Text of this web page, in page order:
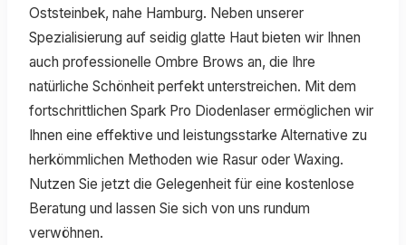
Oststeinbek, nahe Hamburg. Neben unserer
Spezialisierung auf seidig glatte Haut bieten wir Ihnen
auch professionelle Ombre Brows an, die Ihre
natürliche Schönheit perfekt unterstreichen. Mit dem
fortschrittlichen Spark Pro Diodenlaser ermöglichen wir
Ihnen eine effektive und leistungsstarke Alternative zu
herkömmlichen Methoden wie Rasur oder Waxing.
Nutzen Sie jetzt die Gelegenheit für eine kostenlose
Beratung und lassen Sie sich von uns rundum
verwöhnen.